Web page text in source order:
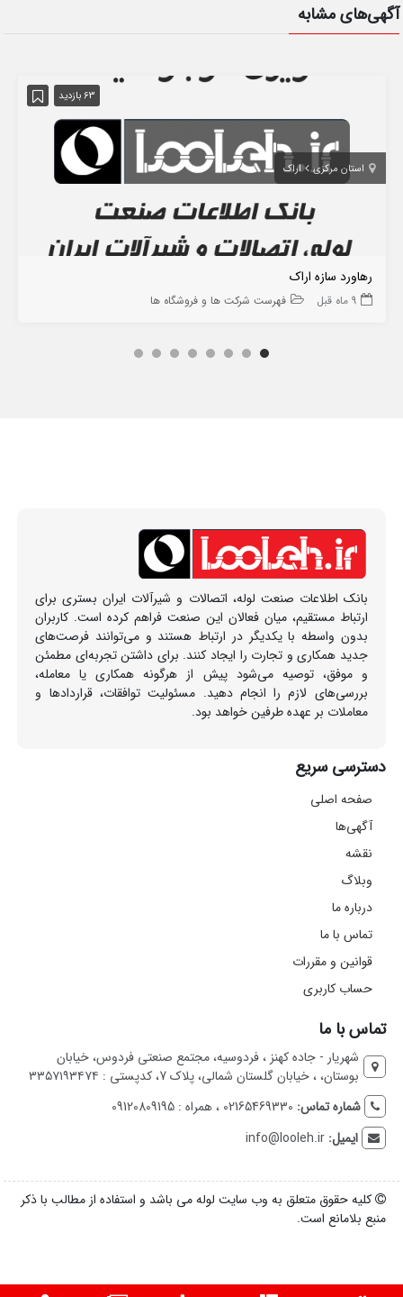
آگهی‌های مشابه
63 بازدید
استان مرکزی اراک
رهاورد سازه اراک
9 ماه قبل فهرست شرکت ها و فروشگاه ها
بانک اطلاعات صنعت لوله، اتصالات و شیرآلات ایران بستری برای
ارتباط مستقیم، میان فعالان این صنعت فراهم کرده است. کاربران
بدون واسطه با یکدیگر در ارتباط هستند و می‌توانند فرصت‌های
جدید همکاری و تجارت را ایجاد کنند. برای داشتن تجربه‌ای مطمئن
و موفق، توصیه می‌شود پیش از هرگونه همکاری یا معامله،
بررسی‌های لازم را انجام دهید. مسئولیت توافقات، قراردادها و
معاملات بر عهده طرفین خواهد بود.
دسترسی سریع
صفحه اصلی
آگهی‌ها
نقشه
وبلاگ
درباره ما
تماس با ما
قوانین و مقررات
حساب کاربری
تماس با ما
شهریار - جاده کهنز ، فردوسیه، مجتمع صنعتی فردوس، خیابان
بوستان، ، خیابان گلستان شمالی، پلاک 7، کدپستی : ۳۳۵۷۱۹۳۴۷۴
شماره تماس: 02165469330 ، همراه : 09120809195
ایمیل:info@looleh.ir
کلیه حقوق متعلق به وب سایت لوله می باشد و استفاده از مطالب با ذکر
منبع بلامانع است.